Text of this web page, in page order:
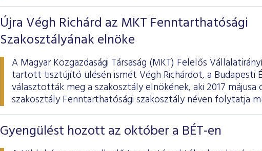
Újra Végh Richárd az MKT Fenntarthatósági
Szakosztályának elnöke
A Magyar Közgazdasági Társaság (MKT) Felelős
tartott tisztújító ülésén ismét Végh Richárdot, a Budapesti
választották meg a szakosztály elnökének, aki 2017
szakosztály Fenntarthatósági szakosztály néven folytatja
Gyengülést hozott az október a BÉT-en